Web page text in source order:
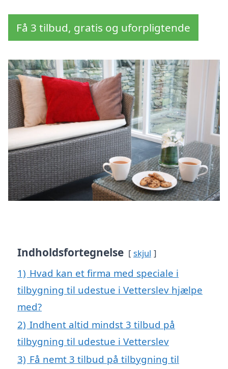
Få 3 tilbud, gratis og uforpligtende
Indholdsfortegnelse skjul
1) Hvad kan et firma med speciale i
tilbygning til udestue i Vetterslev hjælpe
med?
2) Indhent altid mindst 3 tilbud på
tilbygning til udestue i Vetterslev
3) Få nemt 3 tilbud på tilbygning til